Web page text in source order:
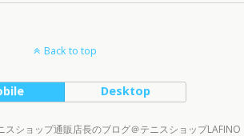
Back to top
Desktop
ショップ通販店長のブログ＠テニスショップLAFINO